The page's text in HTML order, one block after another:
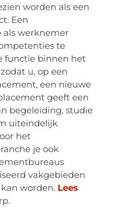
worden als een
Een
als werknemer
te
functie binnen het
u, op een
een nieuwe
geeft een
begeleiding, studie
uiteindelijk
het
je ook
vakgebieden
worden. Lees